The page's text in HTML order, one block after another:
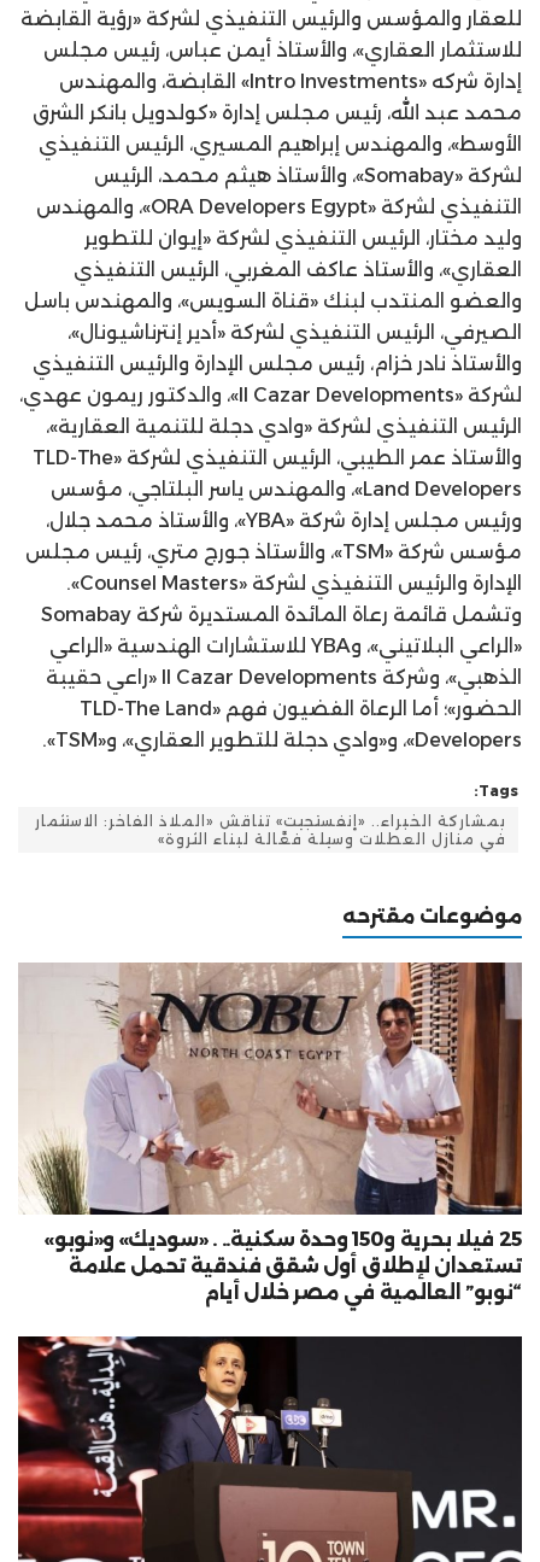
للعقار والمؤسس والرئيس التنفيذي لشركة «رؤية القابضة
للاستثمار العقاري»، والأستاذ أيمن عباس، رئيس مجلس
إدارة شركه «Intro Investments» القابضة، والمهندس
محمد عبد الله، رئيس مجلس إدارة «كولدويل بانكر الشرق
الأوسط»، والمهندس إبراهيم المسيري، الرئيس التنفيذي
لشركة «Somabay»، والأستاذ هيثم محمد، الرئيس
التنفيذي لشركة «ORA Developers Egypt»، والمهندس
وليد مختار، الرئيس التنفيذي لشركة «إيوان للتطوير
العقاري»، والأستاذ عاكف المغربي، الرئيس التنفيذي
والعضو المنتدب لبنك «قناة السويس»، والمهندس باسل
الصيرفي، الرئيس التنفيذي لشركة «أدير إنترناشيونال»،
والأستاذ نادر خزام، رئيس مجلس الإدارة والرئيس التنفيذي
لشركة «Il Cazar Developments»، والدكتور ريمون عهدي،
الرئيس التنفيذي لشركة «وادي دجلة للتنمية العقارية»،
والأستاذ عمر الطيبي، الرئيس التنفيذي لشركة «TLD-The
Land Developers»، والمهندس ياسر البلتاجي، مؤسس
ورئيس مجلس إدارة شركة «YBA»، والأستاذ محمد جلال،
مؤسس شركة «TSM»، والأستاذ جورج متري، رئيس مجلس
الإدارة والرئيس التنفيذي لشركة «Counsel Masters».
وتشمل قائمة رعاة المائدة المستديرة شركة Somabay
«الراعي البلاتيني»، وYBA للاستشارات الهندسية «الراعي
الذهبي»، وشركة Il Cazar Developments «راعي حقيبة
الحضور»؛ أما الرعاة الفضيون فهم «TLD-The Land
Developers»، و«وادي دجلة للتطوير العقاري»، و«TSM».
Tags:
بمشاركة الخبراء.. «إنفستجيت» تناقش «الملاذ الفاخر: الاستثمار
في منازل العطلات وسيلة فعَّالة لبناء الثروة»
موضوعات مقترحه
25 فيلا بحرية و150 وحدة سكنية.. . «سوديك» و«نوبو»
تستعدان لإطلاق أول شقق فندقية تحمل علامة
“نوبو” العالمية في مصر خلال أيام